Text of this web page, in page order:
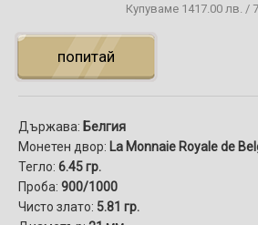
Купуваме 1417.00 лв. /
попитай
Държава: Белгия
Монетен двор: La Monnaie Royale de
Тегло: 6.45 гр.
Проба: 900/1000
Чисто злато: 5.81 гр.